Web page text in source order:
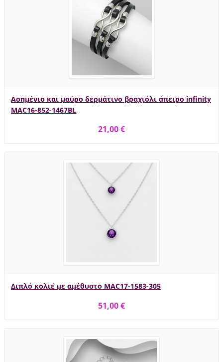
Ασημένιο και μαύρο δερμάτινο βραχιόλι άπειρο infinity
MAC16-852-1467BL
21,00 €
Διπλό κολιέ με αμέθυστο MAC17-1583-305
51,00 €